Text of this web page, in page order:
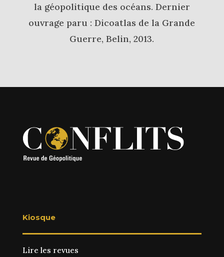
la géopolitique des océans. Dernier
ouvrage paru : Dicoatlas de la Grande
Guerre, Belin, 2013.
Kiosque
Lire les revues